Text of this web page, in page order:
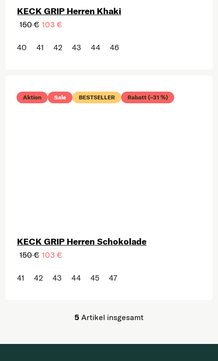
KECK GRIP Herren Khaki
150 € 103 €
40 41 42 43 44 46
Aktion Sale BESTSELLER Rabatt (–31 %)
KECK GRIP Herren Schokolade
150 € 103 €
41 42 43 44 45 47
Steuerelemente der
5 Artikel insgesamt